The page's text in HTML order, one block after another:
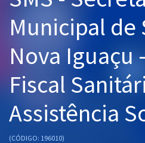
Graduação
Mentorias
Questões grátis
Municipal de
Nova Iguaçu
Fiscal
Assistência
(CÓDIGO: 196010)